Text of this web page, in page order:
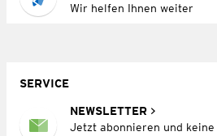
Wir helfen Ihnen weiter
SERVICE
NEWSLETTER
Jetzt abonnieren und